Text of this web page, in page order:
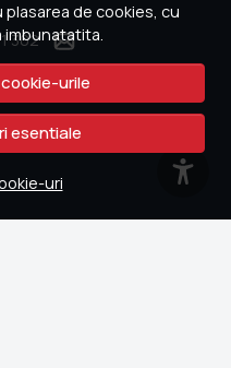
plasarea de cookies, cu
imbunatatita.
urile
esentiale
uri
302